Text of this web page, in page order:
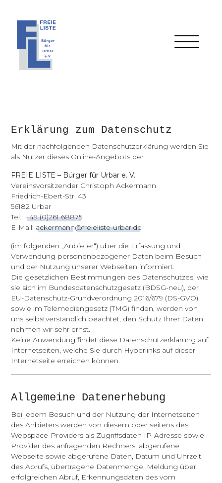
Erklärung zum Datenschutz
Mit der nachfolgenden Datenschutzerklärung werden Sie
als Nutzer dieses Online-Angebots der
FREIE LISTE – Bürger für Urbar e. V.
Vereinsvorsitzender Christoph Ackermann
Friedrich-Ebert-Str. 43
56182 Urbar
Tel.: +49 (0)261 68875
E-Mail: ackermann@freieliste-urbar.de
(im folgenden „Anbieter“) über die Erfassung und
Verwendung personenbezogener Daten beim Besuch
und der Nutzung unserer Webseiten informiert.
Die gesetzlichen Bestimmungen des Datenschutzes, wie
sie sich im Bundesdatenschutzgesetz (BDSG-neu), der
EU-Datenschutz-Grundverordnung 2016/679 (DS-GVO)
sowie im Telemediengesetz (TMG) finden, werden von
uns selbstverständlich beachtet, den Schutz Ihrer Daten
nehmen wir sehr ernst.
Keine Anwendung findet diese Datenschutzerklärung auf
Internetseiten, welche Sie durch Hyperlinks auf dieser
Internetseite erreichen können.
Allgemeine Datenerhebung
Bei jedem Besuch und der Nutzung der Internetseiten
des Anbieters werden von diesem oder seitens des
Webspace-Providers als Zugriffsdaten IP-Adresse sowie
Provider des anfragenden Rechners, abgerufene
Webseite sowie abgerufene Daten, Datum und Uhrzeit
des Abrufs, übertragene Datenmenge, Meldung über
erfolgreichen Abruf, Erkennungsdaten des vom